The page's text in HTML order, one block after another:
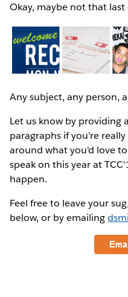
Okay, maybe not that last
Any subject, any person,
Let us know by providing
paragraphs if you're
around what you'd love
speak on this year at
happen.
Feel free to leave your
below, or by emailing